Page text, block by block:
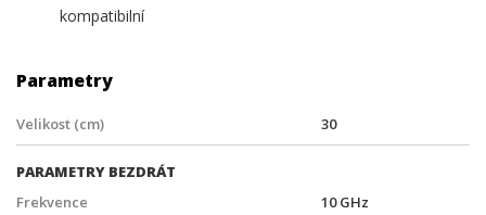
kompatibilní
Parametry
Velikost (cm) 30
PARAMETRY BEZDRÁT
Frekvence
10 GHz